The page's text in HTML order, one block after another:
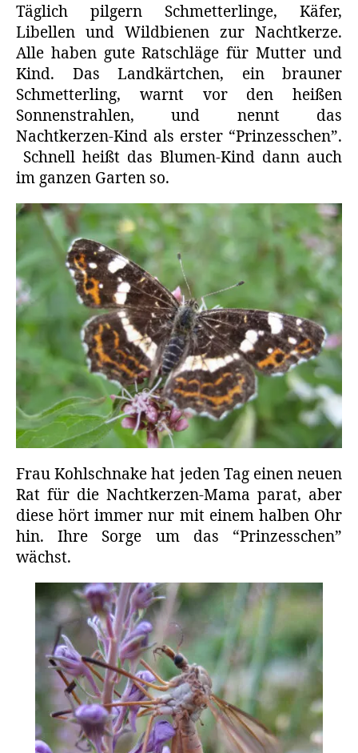
Täglich pilgern Schmetterlinge, Käfer,
Libellen und Wildbienen zur Nachtkerze.
Alle haben gute Ratschläge für Mutter und
Kind. Das Landkärtchen, ein brauner
Schmetterling, warnt vor den heißen
Sonnenstrahlen, und nennt das
Nachtkerzen-Kind als erster “Prinzesschen”.
Schnell heißt das Blumen-Kind dann auch
im ganzen Garten so.
Frau Kohlschnake hat jeden Tag einen neuen
Rat für die Nachtkerzen-Mama parat, aber
diese hört immer nur mit einem halben Ohr
hin. Ihre Sorge um das “Prinzesschen”
wächst.